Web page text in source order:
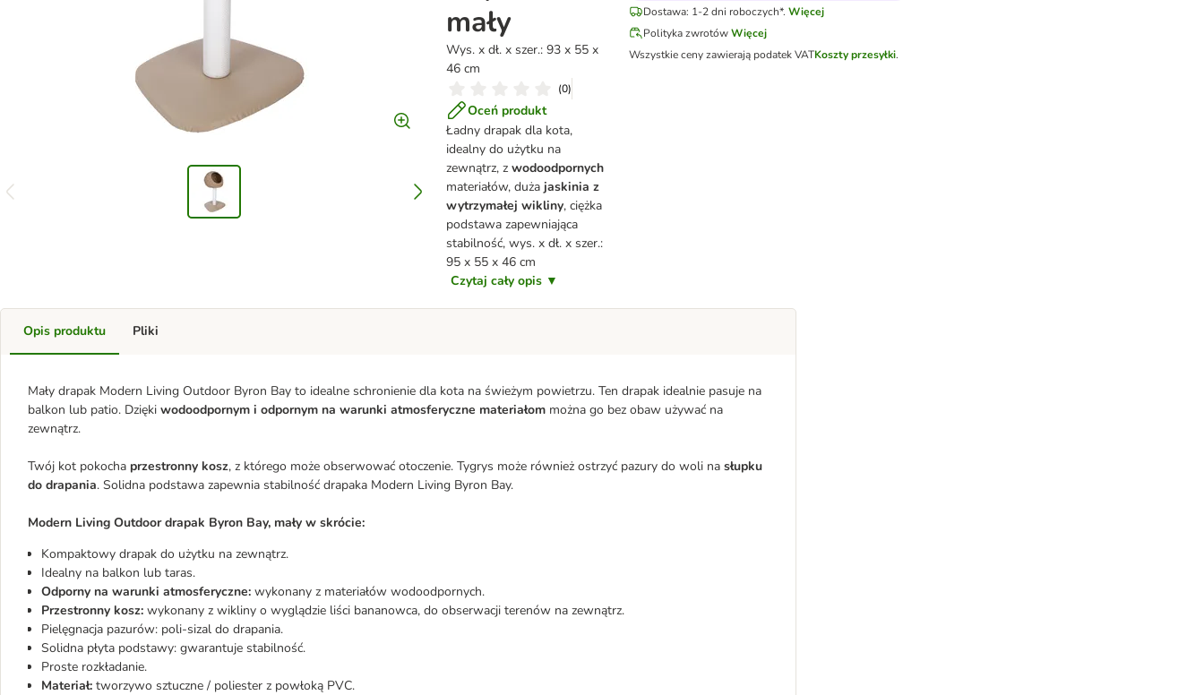
mały
Wys. x dł. x szer.: 93 x 55 x
46 cm
(0)
Oceń produkt
Ładny drapak dla kota,
idealny do użytku na
zewnątrz, z wodoodpornych
materiałów, duża jaskinia z
wytrzymałej wikliny, ciężka
podstawa zapewniająca
stabilność, wys. x dł. x szer.:
95 x 55 x 46 cm
Czytaj cały opis ▼
Dostawa: 1-2 dni roboczych*. Więcej
Polityka zwrotówWięcej
Wszystkie ceny zawierają podatek VATKoszty przesyłki.
Opis produktu
Mały drapak Modern Living Outdoor Byron Bay to idealne schronienie dla kota na świeżym powietrzu. Ten drapak idealnie pasuje na
balkon lub patio. Dzięki wodoodpornym i odpornym na warunki atmosferyczne materiałom można go bez obaw używać na
zewnątrz.
Twój kot pokocha przestronny kosz, z którego może obserwować otoczenie. Tygrys może również ostrzyć pazury do woli na słupku
do drapania. Solidna podstawa zapewnia stabilność drapaka Modern Living Byron Bay.
Modern Living Outdoor drapak Byron Bay, mały w skrócie:
Kompaktowy drapak do użytku na zewnątrz.
Idealny na balkon lub taras.
Odporny na warunki atmosferyczne: wykonany z materiałów wodoodpornych.
Przestronny kosz: wykonany z wikliny o wyglądzie liści bananowca, do obserwacji terenów na zewnątrz.
Pielęgnacja pazurów: poli-sizal do drapania.
Solidna płyta podstawy: gwarantuje stabilność.
Proste rozkładanie.
Materiał: tworzywo sztuczne / poliester z powłoką PVC.
Pliki